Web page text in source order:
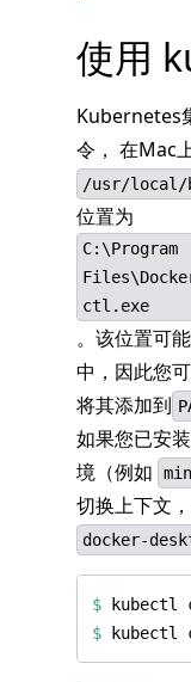
使用
Kubernetes
令， 在Mac
/usr/local/
位置为
C:\Program
ctl.exe
。该位置可
中，因此您
将其添加到
如果您已安装
境（例如
切换上下文
docker-
$
$